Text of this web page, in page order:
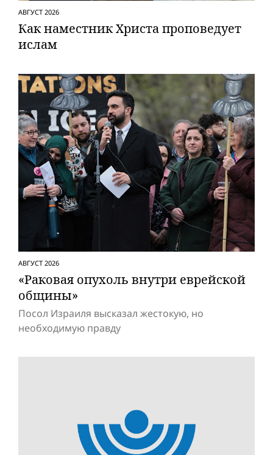
АВГУСТ 2026
Как наместник Христа проповедует
ислам
АВГУСТ 2026
«Раковая опухоль внутри еврейской
общины»
Посол Израиля высказал жестокую, но
необходимую правду